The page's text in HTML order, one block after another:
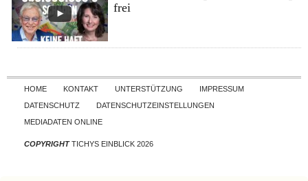
frei
Skip to content
HOME KONTAKT UNTERSTÜTZUNG
IMPRESSUM
DATENSCHUTZ
DATENSCHUTZEINSTELLUNGEN
MEDIADATEN ONLINE
COPYRIGHTTICHYS EINBLICK 2026